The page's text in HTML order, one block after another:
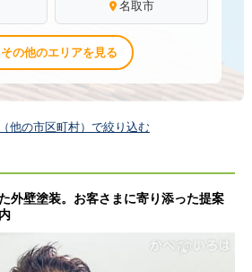
名取市
その他のエリアを見る
他の市区町村）で絞り込む
外壁塗装。お客さまに寄り添った提案